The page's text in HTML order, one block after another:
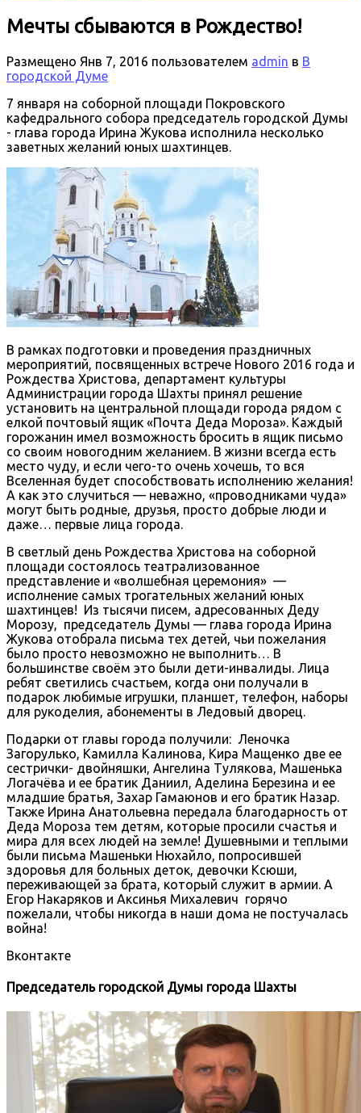
Мечты сбываются в Рождество!
Размещено Янв 7, 2016 пользователем admin в В
городской Думе
7 января на соборной площади Покровского
кафедрального собора председатель городской Думы
- глава города Ирина Жукова исполнила несколько
заветных желаний юных шахтинцев.
В рамках подготовки и проведения праздничных
мероприятий, посвященных встрече Нового 2016 года и
Рождества Христова, департамент культуры
Администрации города Шахты принял решение
установить на центральной площади города рядом с
елкой почтовый ящик «Почта Деда Мороза». Каждый
горожанин имел возможность бросить в ящик письмо
со своим новогодним желанием. В жизни всегда есть
место чуду, и если чего-то очень хочешь, то вся
Вселенная будет способствовать исполнению желания!
А как это случиться — неважно, «проводниками чуда»
могут быть родные, друзья, просто добрые люди и
даже… первые лица города.
В светлый день Рождества Христова на соборной
площади состоялось театрализованное
представление и «волшебная церемония» —
исполнение самых трогательных желаний юных
шахтинцев! Из тысячи писем, адресованных Деду
Морозу, председатель Думы — глава города Ирина
Жукова отобрала письма тех детей, чьи пожелания
было просто невозможно не выполнить… В
большинстве своём это были дети-инвалиды. Лица
ребят светились счастьем, когда они получали в
подарок любимые игрушки, планшет, телефон, наборы
для рукоделия, абонементы в Ледовый дворец.
Подарки от главы города получили: Леночка
Загорулько, Камилла Калинова, Кира Мащенко две ее
сестрички- двойняшки, Ангелина Тулякова, Машенька
Логачёва и ее братик Даниил, Аделина Березина и ее
младшие братья, Захар Гамаюнов и его братик Назар.
Также Ирина Анатольевна передала благодарность от
Деда Мороза тем детям, которые просили счастья и
мира для всех людей на земле! Душевными и теплыми
были письма Машеньки Нюхайло, попросившей
здоровья для больных деток, девочки Ксюши,
переживающей за брата, который служит в армии. А
Егор Накаряков и Аксинья Михалевич горячо
пожелали, чтобы никогда в наши дома не постучалась
война!
Вконтакте
Председатель городской Думы города Шахты